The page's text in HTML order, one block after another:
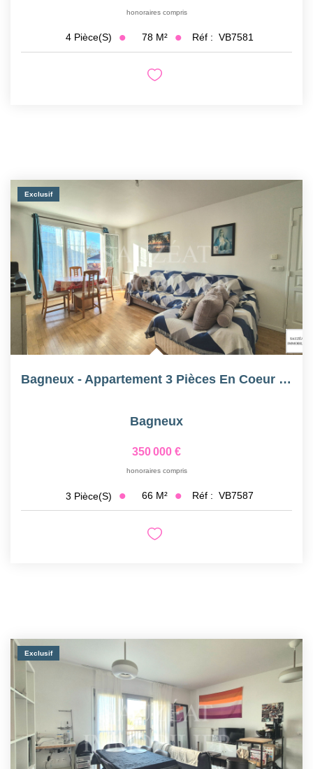
honoraires compris
4 Pièce(s) 78 M² Réf : VB7581
Exclusif
Bagneux - Appartement 3 Pièces En Coeur De Ville
Bagneux
350 000 €
honoraires compris
3 Pièce(s) 66 M² Réf : VB7587
Exclusif